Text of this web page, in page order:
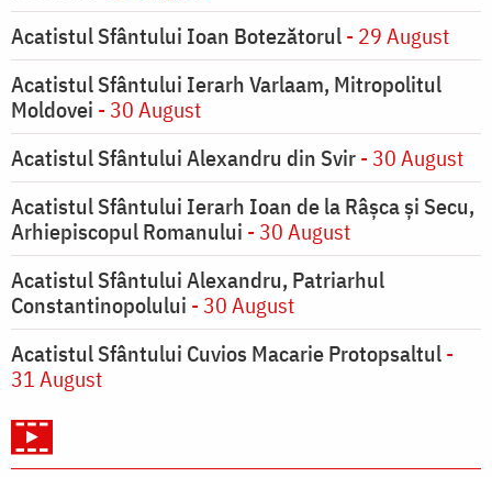
Acatistul Sfântului Ioan Botezătorul- 29 August
Acatistul Sfântului Ierarh Varlaam, Mitropolitul
Moldovei - 30 August
Acatistul Sfântului Alexandru din Svir- 30 August
Acatistul Sfântului Ierarh Ioan de la Râşca şi Secu,
Arhiepiscopul Romanului - 30 August
Acatistul Sfântului Alexandru, Patriarhul
Constantinopolului - 30 August
Acatistul Sfântului Cuvios Macarie Protopsaltul-
31 August